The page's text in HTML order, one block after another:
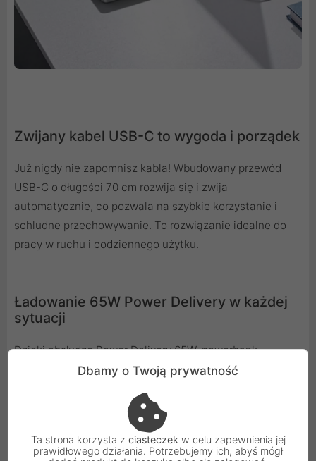
Zwijany kabel USB-C to wygoda i porządek
Już nigdy nie zapomnisz kabla! Wbudowany przewód
USB-C o długości 70 cm rozwija się i zwija
automatycznie, co pozwala na szybkie korzystanie i
schludne przechowywanie. To rozwiązanie idealne do
pracy w ruchu i codziennego użytku.
Ładowanie 65W Power Delivery w każdej
sytuacji
Dzięki obsłudze Power Delivery 65W, powerbank
błyskawicznie zasila laptopy, tablety i telefony.
czasie - to moc, na której możesz polegać.
Dbamy o Twoją prywatność
Ta strona korzysta z ciasteczek w celu zapewnienia jej
prawidłowego działania. Potrzebujemy ich, abyś mógł